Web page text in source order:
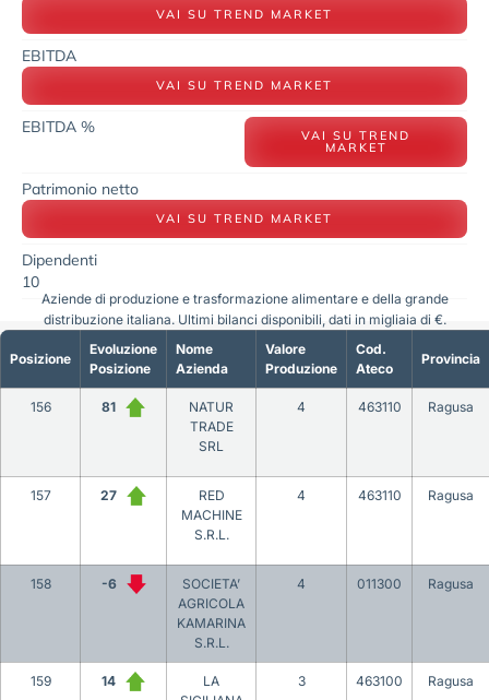
VAI SU TREND MARKET
EBITDA
VAI SU TREND MARKET
EBITDA % VAI SU TREND
MARKET
Patrimonio netto
VAI SU TREND MARKET
Dipendenti
10
Posizione
Evoluzione
Posizione
Nome
Azienda
Valore
Produzione
Cod.
Ateco
Provincia
156 81
NATUR
TRADE
SRL
4 463110 Ragusa
157 27
RED
MACHINE
S.R.L.
4 463110 Ragusa
158 -6
SOCIETA’
AGRICOLA
KAMARINA
S.R.L.
4 011300 Ragusa
159 14
LA
3 463100 Ragusa
Aziende di produzione e trasformazione alimentare e della grande
distribuzione italiana. Ultimi bilanci disponibili, dati in migliaia di €.